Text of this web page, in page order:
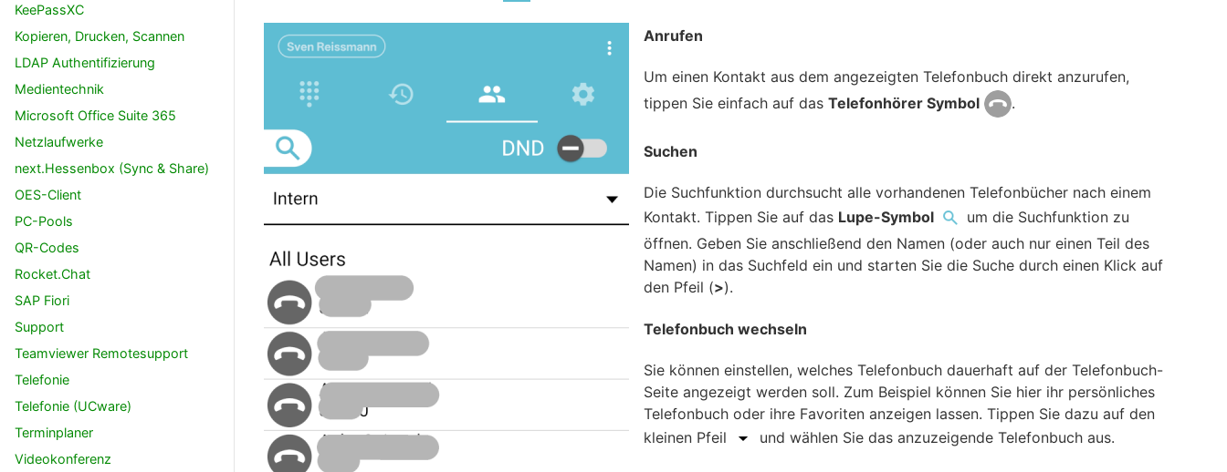
KeePassXC
Kopieren, Drucken, Scannen
LDAP Authentifizierung
Medientechnik
Microsoft Office Suite 365
Netzlaufwerke
next.Hessenbox (Sync & Share)
OES-Client
PC-Pools
QR-Codes
Rocket.Chat
SAP Fiori
Support
Teamviewer Remotesupport
Telefonie
Telefonie (UCware)
Terminplaner
Videokonferenz
Anrufen
Um einen Kontakt aus dem angezeigten Telefonbuch direkt anzurufen,
tippen Sie einfach auf das Telefonhörer Symbol .
Suchen
Die Suchfunktion durchsucht alle vorhandenen Telefonbücher nach einem
Kontakt. Tippen Sie auf das Lupe-Symbol
um die Suchfunktion zu
öffnen. Geben Sie anschließend den Namen (oder auch nur einen Teil des
Namen) in das Suchfeld ein und starten Sie die Suche durch einen Klick auf
den Pfeil (>).
Telefonbuch wechseln
Sie können einstellen, welches Telefonbuch dauerhaft auf der Telefonbuch-
Seite angezeigt werden soll. Zum Beispiel können Sie hier ihr persönliches
Telefonbuch oder ihre Favoriten anzeigen lassen. Tippen Sie dazu auf den
kleinen Pfeil
und wählen Sie das anzuzeigende Telefonbuch aus.